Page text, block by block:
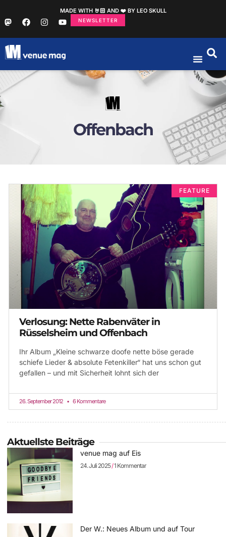
MADE WITH 🤘🏻 AND ❤️ BY LEO SKULL
NEWSLETTER
Offenbach
FEATURE
Verlosung: Nette Rabenväter in
Rüsselsheim und Offenbach
Ihr Album „Kleine schwarze doofe nette böse gerade
schiefe Lieder & absolute Fetenkiller“ hat uns schon gut
gefallen – und mit Sicherheit lohnt sich der
26. September 2012 6 Kommentare
Aktuellste Beiträge
venue mag auf Eis
24. Juli 2025 1 Kommentar
Der W.: Neues Album und auf Tour